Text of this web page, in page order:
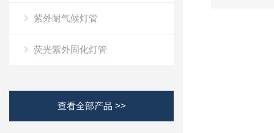
紫外耐气候灯管
荧光紫外固化灯管
查看全部产品 >>